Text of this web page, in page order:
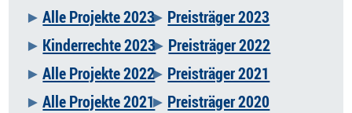
Alle Projekte 2023
Preisträger 2023
Kinderrechte 2023
Preisträger 2022
Alle Projekte 2022
Preisträger 2021
Alle Projekte 2021
Preisträger 2020